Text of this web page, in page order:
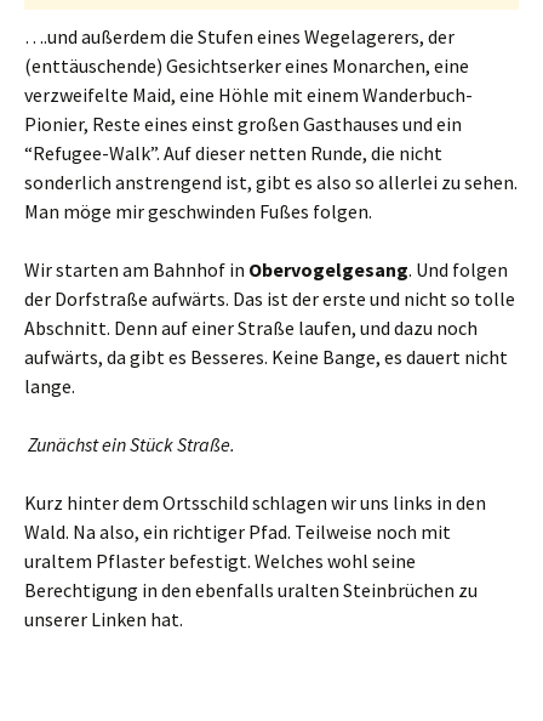
….und außerdem die Stufen eines Wegelagerers, der
(enttäuschende) Gesichtserker eines Monarchen, eine
verzweifelte Maid, eine Höhle mit einem Wanderbuch-
Pionier, Reste eines einst großen Gasthauses und ein
“Refugee-Walk”. Auf dieser netten Runde, die nicht
sonderlich anstrengend ist, gibt es also so allerlei zu sehen.
Man möge mir geschwinden Fußes folgen.
Wir starten am Bahnhof in Obervogelgesang. Und folgen
der Dorfstraße aufwärts. Das ist der erste und nicht so tolle
Abschnitt. Denn auf einer Straße laufen, und dazu noch
aufwärts, da gibt es Besseres. Keine Bange, es dauert nicht
lange.
Zunächst ein Stück Straße.
Kurz hinter dem Ortsschild schlagen wir uns links in den
Wald. Na also, ein richtiger Pfad. Teilweise noch mit
uraltem Pflaster befestigt. Welches wohl seine
Berechtigung in den ebenfalls uralten Steinbrüchen zu
unserer Linken hat.